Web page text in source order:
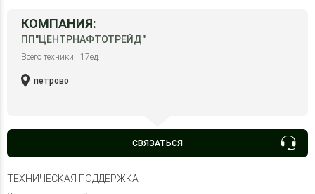
КОМПАНИЯ:
ПП"ЦЕНТРНАФТОТРЕЙД"
Всего техники : 17ед.
петрово
СВЯЗАТЬСЯ
ТЕХНИЧЕСКАЯ ПОДДЕРЖКА